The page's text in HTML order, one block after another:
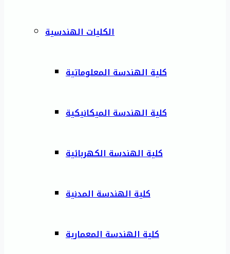
الكليات الهندسية
كلية الهندسة المعلوماتية
كلية الهندسة الميكانيكية
كلية الهندسة الكهربائية
كلية الهندسة المدنية
كلية الهندسة المعمارية